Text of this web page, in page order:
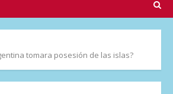
tomara posesión de las islas?